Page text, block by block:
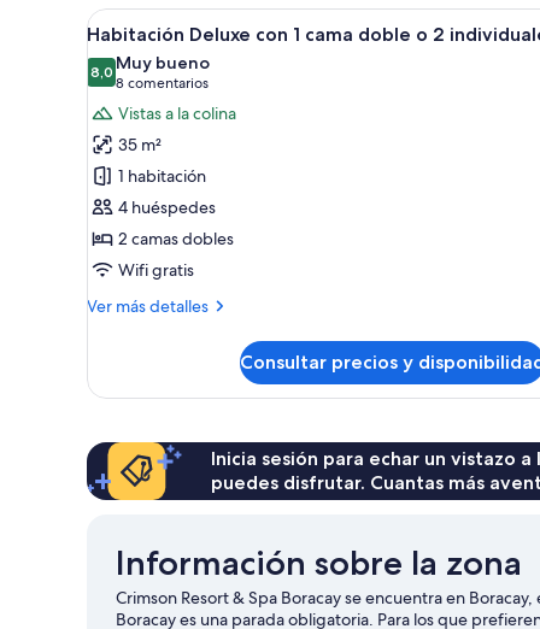
la
piscina
Abrir
todas
las
fotos
de
Habitación
Deluxe
con
1
cama
doble
individuales
3
Habitación Deluxe con 1 cama doble o 2
8,08,0 de 10
Muy bueno
8 comentarios
(8 comentarios)
Vistas a la colina
35 m²
1 habitación
4 huéspedes
2 camas dobles
Wifi gratis
Ver más detalles
Más
Deluxe
cama
doble
o
Consultar precios y
Inicia sesión para echar un vistazo
puedes disfrutar. Cuantas más
Información sobre la zona
Crimson Resort & Spa Boracay se encuentra en
Boracay es una parada obligatoria. Para los que